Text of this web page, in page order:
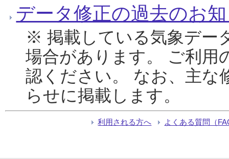
データ修正の過去のお
※ 掲載している気象デー
場合があります。 ご利用
認ください。 なお、主な
らせに掲載します。
利用される方へ よくある質問（